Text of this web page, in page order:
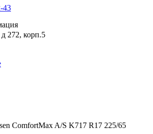
43
272, корп.5
ComfortMax A/S K717 R17 225/65